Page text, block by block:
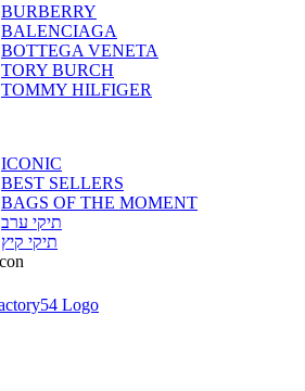
BURBERRY
BALENCIAGA
BOTTEGA VENETA
TORY BURCH
TOMMY HILFIGER
ICONIC
BEST SELLERS
BAGS OF THE MOMENT
תיקי ערב
תיקי קיץ